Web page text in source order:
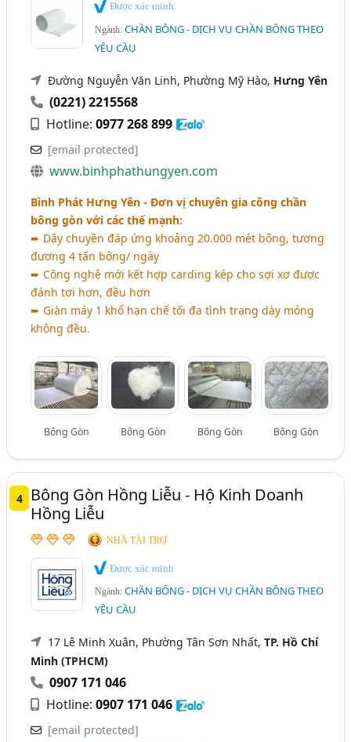
Được xác minh
Ngành:CHẦN BÔNG - DỊCH VỤ CHẦN BÔNG THEO
YÊU CẦU
Đường Nguyễn Văn Linh, Phường Mỹ Hào, Hưng Yên
(0221) 2215568
Hotline:0977 268 899
[email protected]
www.binhphathungyen.com
Bình Phát Hưng Yên - Đơn vị chuyên gia công chần
bông gòn với các thế mạnh:
➨ Dây chuyền đáp ứng khoảng 20.000 mét bông, tương
đương 4 tấn bông/ ngày
➨ Công nghệ mới kết hợp carding kép cho sợi xơ được
đánh tơi hơn, đều hơn
➨ Giàn máy 1 khổ hạn chế tối đa tình trạng dày mỏng
không đều.
Bông Gòn Bông Gòn Bông Gòn Bông Gòn
4
Bông Gòn Hồng Liễu - Hộ Kinh Doanh
Hồng Liễu
NHÀ TÀI TRỢ
Được xác minh
Ngành:CHẦN BÔNG - DỊCH VỤ CHẦN BÔNG THEO
YÊU CẦU
17 Lê Minh Xuân, Phường Tân Sơn Nhất,TP. Hồ Chí
Minh (TPHCM)
0907 171 046
Hotline:0907 171 046
[email protected]